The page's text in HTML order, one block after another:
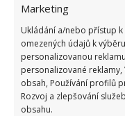
Marketing
Ukládání a/nebo přístup
omezených údajů k
personalizovanou
personalizované
obsah, Používání profilů
Rozvoj a zlepšování
obsahu.
6.5.2026